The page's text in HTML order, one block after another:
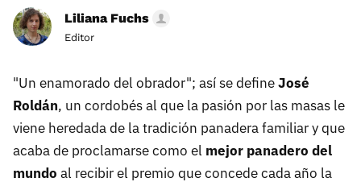
Liliana Fuchs
Editor
"Un enamorado del obrador"; así se defineJosé
Roldán, un cordobés al que la pasión por las masas le
viene heredada de la tradición panadera familiar y que
acaba de proclamarse como el mejor panadero del
mundo al recibir el premio que concede cada año la